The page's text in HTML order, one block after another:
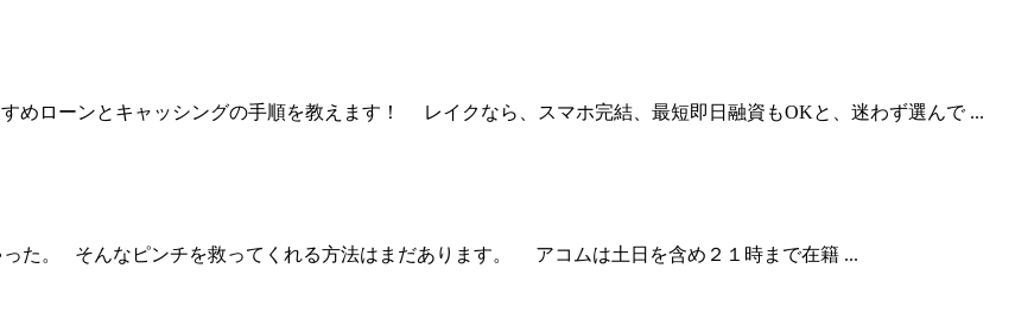
めローンとキャッシングの手順を教えます！ レイクなら、スマホ完結、最短即日融資もOKと、迷わず選んで ...
た。 そんなピンチを救ってくれる方法はまだあります。 アコムは土日を含め２１時まで在籍 ...